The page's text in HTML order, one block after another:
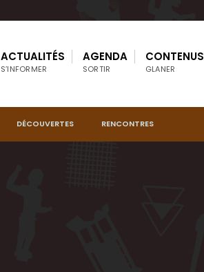
ACTUALITÉS
S’INFORMER
AGENDA
SORTIR
CONTENUS
GLANER
DÉCOUVERTES RENCONTRES